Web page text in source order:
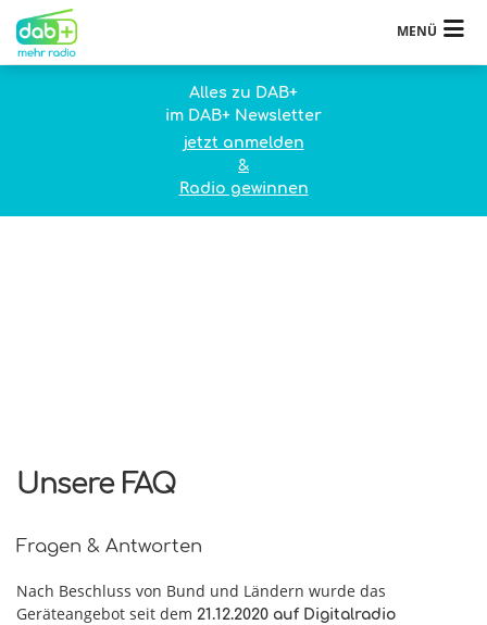
MENÜ
Alles zu DAB+
im DAB+ Newsletter
jetzt anmelden
&
Radio gewinnen
Unsere FAQ
Fragen & Antworten
Nach Beschluss von Bund und Ländern wurde das
Geräteangebot seit dem 21.12.2020 auf Digitalradio